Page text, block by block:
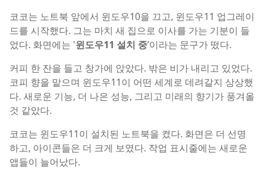
코코는 노트북 앞에서 윈도우10을 끄고, 윈도우11 업그레이
드를 시작했다. 그는 마치 새 집으로 이사를 가는 기분이 들
었다. 화면에는 '윈도우11 설치 중’이라는 문구가 떴다.
커피 한 잔을 들고 창가에 앉았다. 밖은 비가 내리고 있었다.
코피 향을 맡으며 윈도우11이 어떤 세계로 데려갈지 상상했
다. 새로운 기능, 더 나은 성능, 그리고 미래의 향기가 풍겨올
것 같았다.
코코는 윈도우11이 설치된 노트북을 켰다. 화면은 더 선명
하고, 아이콘들은 더 크게 보였다. 작업 표시줄에는 새로운
앱들이 늘어났다.